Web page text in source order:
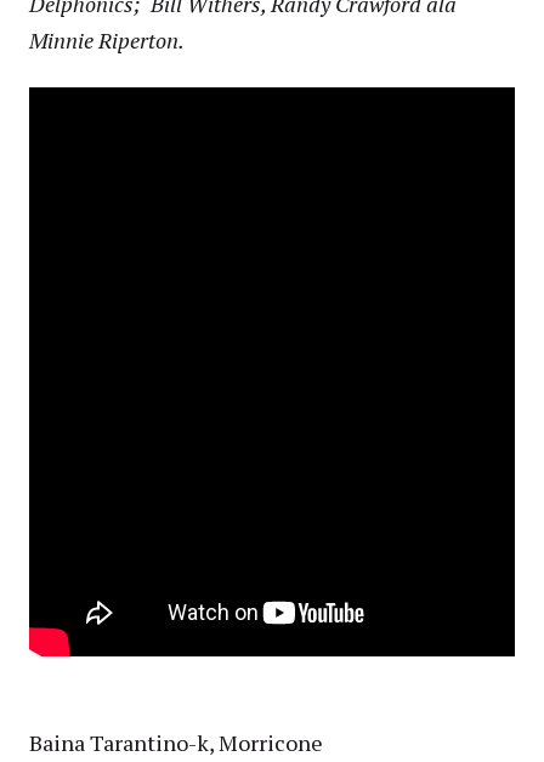
Minnie Riperton.
Baina Tarantino-k, Morricone